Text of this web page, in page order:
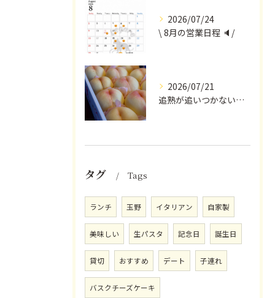
2026/07/24
\ 8月の営業日程 🔈/
2026/07/21
追熟が追いつかないほど気にかけていただいている
タグ Tags
ランチ 玉野 イタリアン 自家製
美味しい 生パスタ 記念日 誕生日
貸切 おすすめ デート 子連れ
バスクチーズケーキ